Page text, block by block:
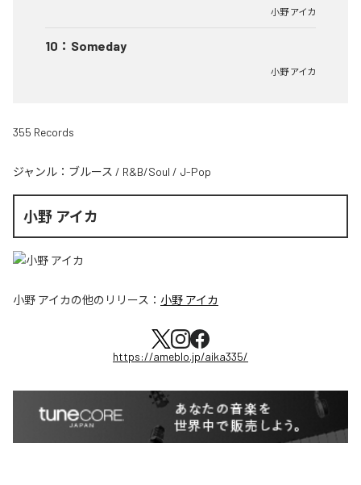
小野 アイカ
10 ： Someday
小野 アイカ
355 Records
ジャンル： ブルース / R&B/Soul / J-Pop
小野 アイカ
小野 アイカの他のリリース： 小野 アイカ
https://ameblo.jp/aika335/